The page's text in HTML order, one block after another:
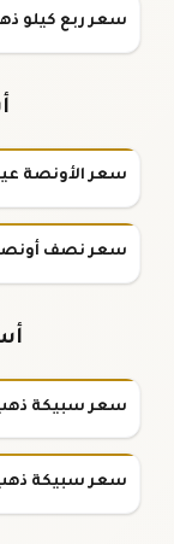
سعر ربع كيلو ذهب
سعر الأونصة عيار
سعر نصف أونصة
سعر سبيكة ذهب ١ تولة عيار
سعر سبيكة ذهب ١٠ تولة عيار